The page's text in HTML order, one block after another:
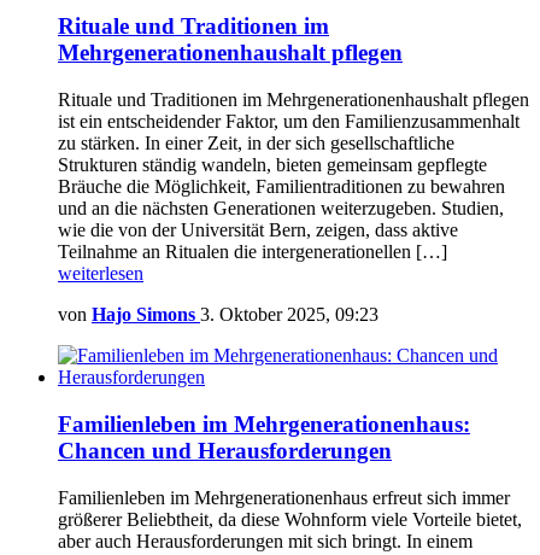
Rituale und Traditionen im
Mehrgenerationenhaushalt pflegen
Rituale und Traditionen im Mehrgenerationenhaushalt pflegen
ist ein entscheidender Faktor, um den Familienzusammenhalt
zu stärken. In einer Zeit, in der sich gesellschaftliche
Strukturen ständig wandeln, bieten gemeinsam gepflegte
Bräuche die Möglichkeit, Familientraditionen zu bewahren
und an die nächsten Generationen weiterzugeben. Studien,
wie die von der Universität Bern, zeigen, dass aktive
Teilnahme an Ritualen die intergenerationellen […]
weiterlesen
von Hajo Simons 3. Oktober 2025, 09:23
Familienleben im Mehrgenerationenhaus:
Chancen und Herausforderungen
Familienleben im Mehrgenerationenhaus erfreut sich immer
größerer Beliebtheit, da diese Wohnform viele Vorteile bietet,
aber auch Herausforderungen mit sich bringt. In einem